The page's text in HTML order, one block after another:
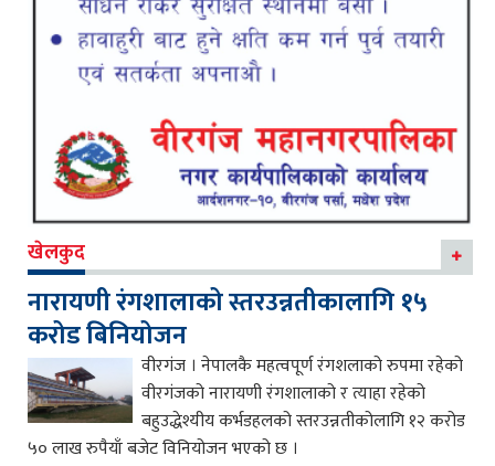
खेलकुद
नारायणी रंगशालाको स्तरउन्नतीकालागि १५
करोड बिनियोजन
वीरगंज । नेपालकै महत्वपूर्ण रंगशलाको रुपमा रहेको
वीरगंजको नारायणी रंगशालाको र त्याहा रहेको
बहुउद्धेश्यीय कर्भडहलको स्तरउन्नतीकोलागि १२ करोड
५० लाख रुपैयाँ बजेट विनियोजन भएको छ ।